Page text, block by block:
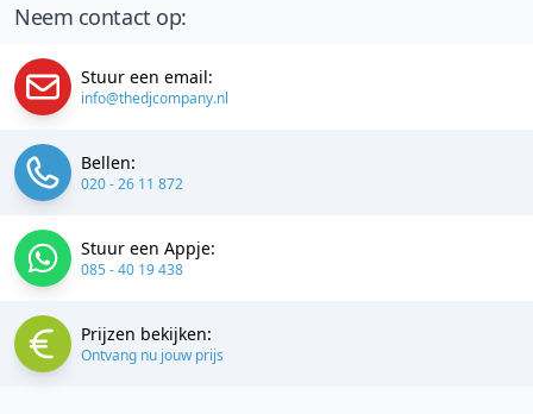
Neem contact op:
Stuur een email:
info@thedjcompany.nl
Bellen:
020 - 26 11 872
Stuur een Appje:
085 - 40 19 438
Prijzen bekijken:
Ontvang nu jouw prijs